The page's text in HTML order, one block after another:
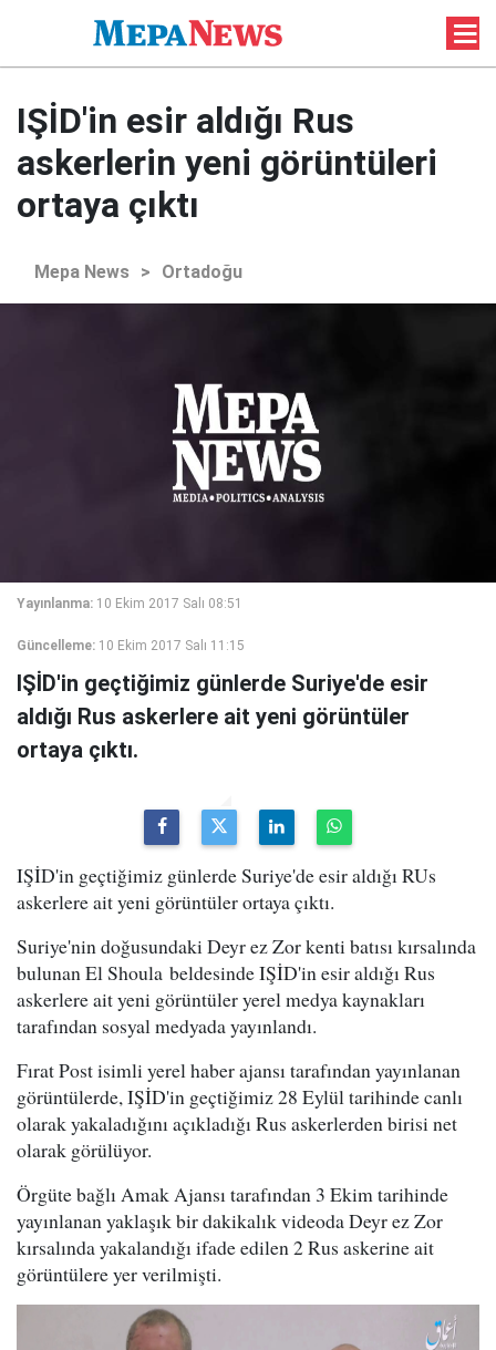
IŞİD'in esir aldığı Rus
askerlerin yeni görüntüleri
ortaya çıktı
Mepa News > Ortadoğu
Yayınlanma: 10 Ekim 2017 Salı 08:51
Güncelleme: 10 Ekim 2017 Salı 11:15
IŞİD'in geçtiğimiz günlerde Suriye'de esir
aldığı Rus askerlere ait yeni görüntüler
ortaya çıktı.
IŞİD'in geçtiğimiz günlerde Suriye'de esir aldığı RUs
askerlere ait yeni görüntüler ortaya çıktı.
Suriye'nin doğusundaki Deyr ez Zor kenti batısı kırsalında
bulunan El Shoula beldesinde IŞİD'in esir aldığı Rus
askerlere ait yeni görüntüler yerel medya kaynakları
tarafından sosyal medyada yayınlandı.
Fırat Post isimli yerel haber ajansı tarafından yayınlanan
görüntülerde, IŞİD'in geçtiğimiz 28 Eylül tarihinde canlı
olarak yakaladığını açıkladığı Rus askerlerden birisi net
olarak görülüyor.
Örgüte bağlı Amak Ajansı tarafından 3 Ekim tarihinde
yayınlanan yaklaşık bir dakikalık videoda Deyr ez Zor
kırsalında yakalandığı ifade edilen 2 Rus askerine ait
görüntülere yer verilmişti.